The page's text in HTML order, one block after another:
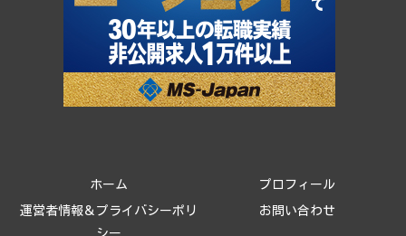
ホーム プロフィール
運営者情報＆プライバシーポリ
シー
お問い合わせ